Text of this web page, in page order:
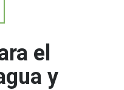
el
y